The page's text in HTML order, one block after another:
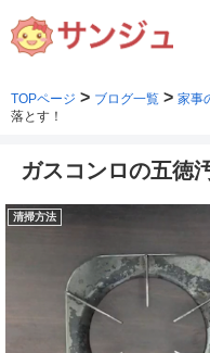
TOPページ > ブログ一覧 > 家事
落とす！
ガスコンロの五徳
清掃方法